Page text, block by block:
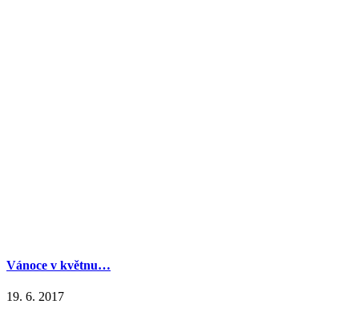
Vánoce v květnu…
19. 6. 2017